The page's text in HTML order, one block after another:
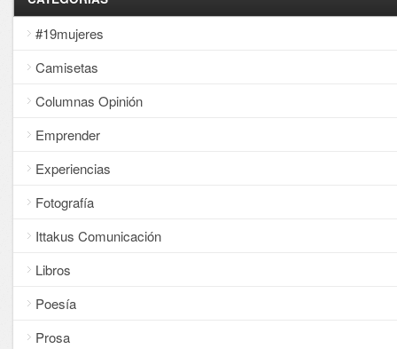
#19mujeres
Camisetas
Columnas Opinión
Emprender
Experiencias
Fotografía
Ittakus Comunicación
Libros
Poesía
Prosa